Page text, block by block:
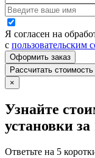
Я согласен на
с пользовательским
Оформить заказ
Рассчитать стоимость
×
Узнайте
установки
Ответьте на 5